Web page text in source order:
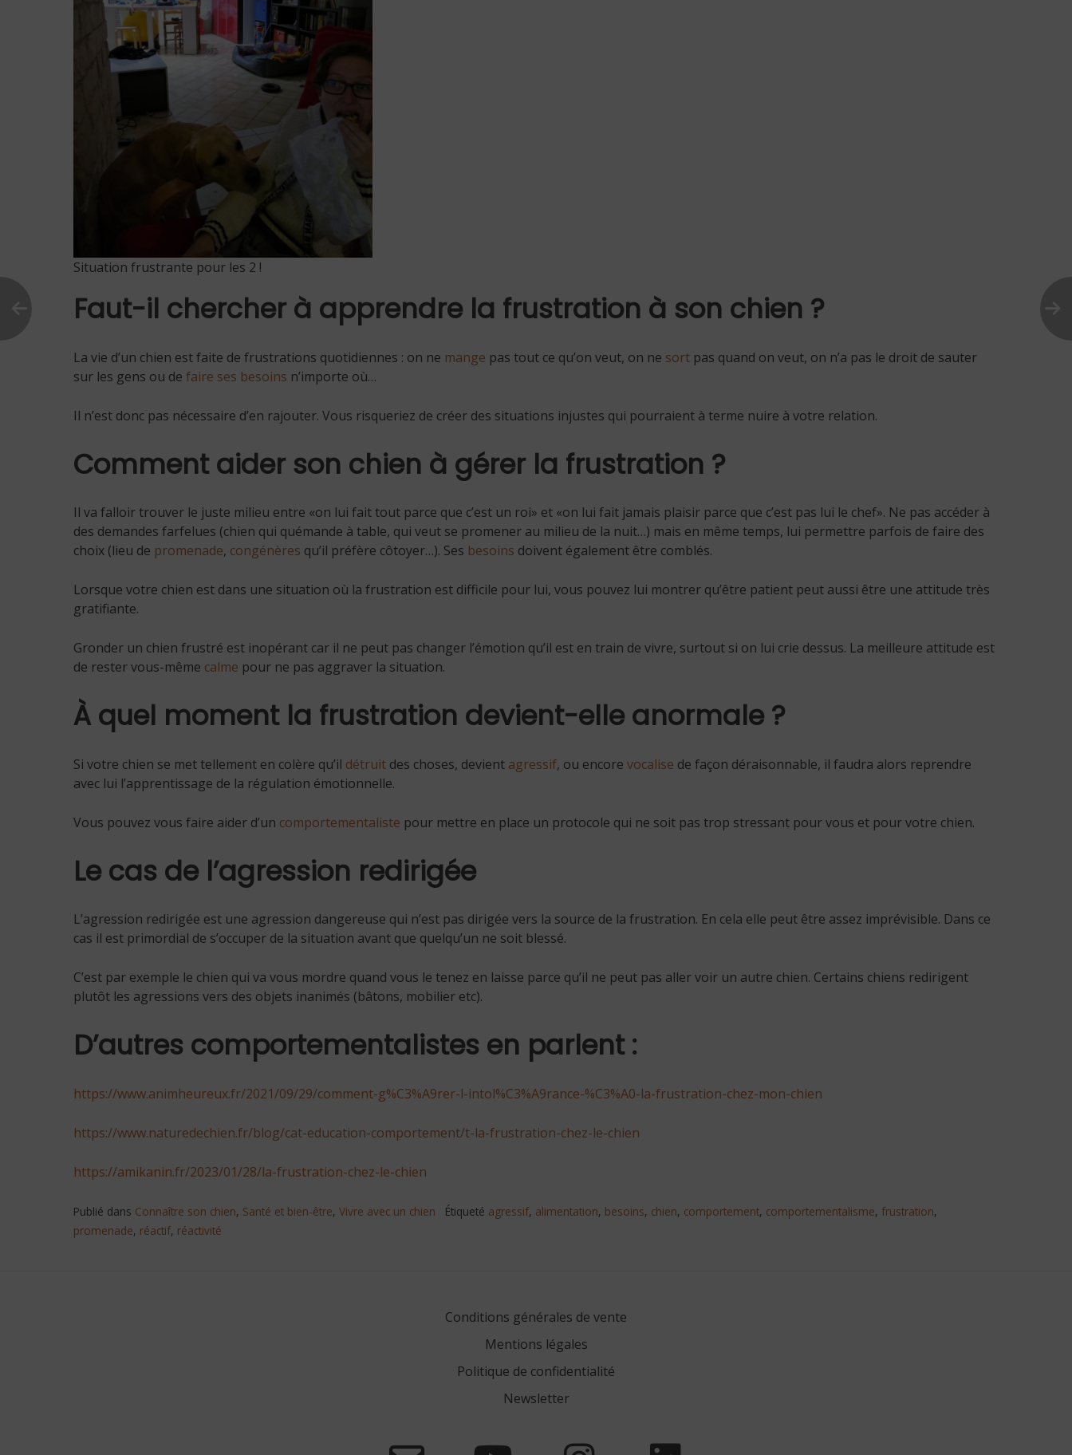
Situation frustrante pour les 2 !
Faut-il chercher à apprendre la frustration à son chien ?
La vie d’un chien est faite de frustrations quotidiennes : on ne mange pas tout ce qu’on veut, on ne sort pas quand on veut, on n’a pas le droit de sauter
sur les gens ou de faire ses besoins n’importe où…
Il n’est donc pas nécessaire d’en rajouter. Vous risqueriez de créer des situations injustes qui pourraient à terme nuire à votre relation.
Comment aider son chien à gérer la frustration ?
Il va falloir trouver le juste milieu entre «on lui fait tout parce que c’est un roi» et «on lui fait jamais plaisir parce que c’est pas lui le chef». Ne pas accéder à
des demandes farfelues (chien qui quémande à table, qui veut se promener au milieu de la nuit…) mais en même temps, lui permettre parfois de faire des
choix (lieu de promenade, congénères qu’il préfère côtoyer…). Ses besoins doivent également être comblés.
Lorsque votre chien est dans une situation où la frustration est difficile pour lui, vous pouvez lui montrer qu’être patient peut aussi être une attitude très
gratifiante.
Gronder un chien frustré est inopérant car il ne peut pas changer l’émotion qu’il est en train de vivre, surtout si on lui crie dessus. La meilleure attitude est
de rester vous-même calme pour ne pas aggraver la situation.
À quel moment la frustration devient-elle anormale ?
Si votre chien se met tellement en colère qu’il détruit des choses, devient agressif, ou encore vocalise de façon déraisonnable, il faudra alors reprendre
avec lui l’apprentissage de la régulation émotionnelle.
Vous pouvez vous faire aider d’un comportementaliste pour mettre en place un protocole qui ne soit pas trop stressant pour vous et pour votre chien.
Le cas de l’agression redirigée
L’agression redirigée est une agression dangereuse qui n’est pas dirigée vers la source de la frustration. En cela elle peut être assez imprévisible. Dans ce
cas il est primordial de s’occuper de la situation avant que quelqu’un ne soit blessé.
C’est par exemple le chien qui va vous mordre quand vous le tenez en laisse parce qu’il ne peut pas aller voir un autre chien. Certains chiens redirigent
plutôt les agressions vers des objets inanimés (bâtons, mobilier etc).
D’autres comportementalistes en parlent :
https://www.animheureux.fr/2021/09/29/comment-g%C3%A9rer-l-intol%C3%A9rance-%C3%A0-la-frustration-chez-mon-chien
https://www.naturedechien.fr/blog/cat-education-comportement/t-la-frustration-chez-le-chien
https://amikanin.fr/2023/01/28/la-frustration-chez-le-chien
Publié dans Connaître son chien, Santé et bien-être, Vivre avec un chien Étiqueté agressif, alimentation, besoins, chien, comportement, comportementalisme, frustration,
promenade, réactif, réactivité
Conditions générales de vente
Mentions légales
Politique de confidentialité
Newsletter